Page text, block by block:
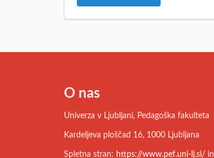
O nas
Univerza v Ljubljani, Pedagoška fakulteta
Kardeljeva ploščad 16, 1000 Ljubljana
Spletna stran: https://www.pef.uni-lj.si/ in